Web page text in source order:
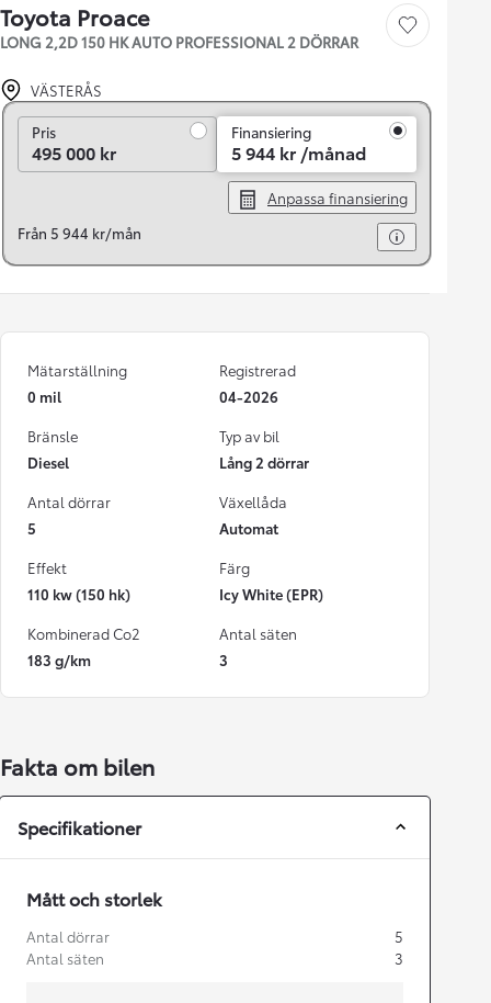
Toyota Proace
LONG 2,2D 150 HK AUTO PROFESSIONAL 2 DÖRRAR
Save car
VÄSTERÅS
PrisPris
495 000 kr
Finansiering
5 944 kr /månad
Anpassa finansiering
Från 5 944 kr/mån
Mätarställning
0 mil
Registrerad
04-2026
Bränsle
Diesel
Typ av bil
Lång 2 dörrar
Antal dörrar
5
Växellåda
Automat
Effekt
110 kw (150 hk)
Färg
Icy White (EPR)
Kombinerad Co2
183 g/km
Antal säten
3
Fakta om bilen
Specifikationer
Mått och storlek
Antal dörrar
5
Antal säten
3